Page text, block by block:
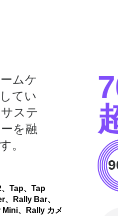
ムケ
てい
ステ
を融
。
Tap、Tap
、Rally Bar、
Mini、Rally カメ